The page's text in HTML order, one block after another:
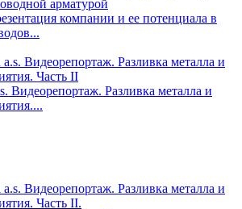
компании и ее потенциала в
Видеорепортаж. Разливка металла и